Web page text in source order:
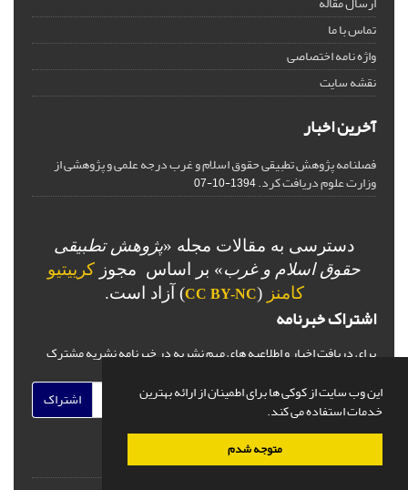
این وب سایت از کوکی ها برای اطمینان از ارائه بهترین
خدمات استفاده می کند.
متوجه شدم
تماس با ما
واژه نامه اختصاصی
نقشه سایت
آخرین اخبار
فصلنامه پژوهش تطبیقی حقوق اسلام و غرب درجه علمی و پژوهشی از
وزارت علوم دریافت کرد.1394-10-07
دسترسی به مقالات مجله «پژوهش تطبیقی
حقوق اسلام و غرب» بر اساس مجوز کرییتیو
کامنز (
CC BY-NC) آزاد است.
اشتراک خبرنامه
برای دریافت اخبار و اطلاعیه های مهم نشریه در خبرنامه نشریه مشترک
اشتراک